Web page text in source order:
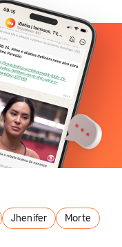
Jhenifer
Morte